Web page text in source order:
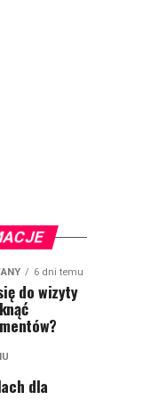
6 dni temu
do wizyty
dla